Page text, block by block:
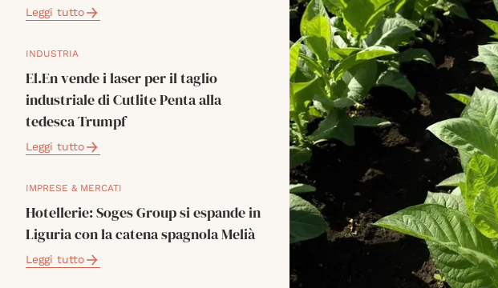
Leggi tutto
INDUSTRIA
El.En vende i laser per il taglio
industriale di Cutlite Penta alla
tedesca Trumpf
Leggi tutto
IMPRESE & MERCATI
Hotellerie: Soges Group si espande in
Liguria con la catena spagnola Melià
Leggi tutto